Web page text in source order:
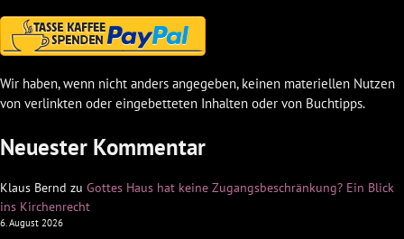
Wir haben, wenn nicht anders angegeben, keinen materiellen Nutzen
von verlinkten oder eingebetteten Inhalten oder von Buchtipps.
Neuester Kommentar
Klaus Bernd zu Gottes Haus hat keine Zugangsbeschränkung? Ein Blick
ins Kirchenrecht
6. August 2026